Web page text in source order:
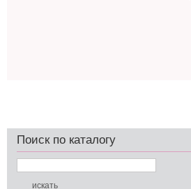
Поиск по каталогу